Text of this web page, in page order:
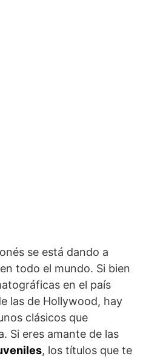
se está dando a
todo el mundo. Si bien
en el país
las de Hollywood, hay
clásicos que
Si eres amante de las
, los títulos que te